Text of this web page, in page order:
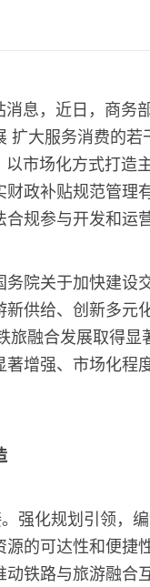
，近日，商务
扩大服务消费的
市场化方式打造
政补贴规范管理
规参与开发和运
关于加快建设
供给、创新多元
旅融合发展取得
增强、市场化程
化规划引领，编
的可达性和便捷
铁路与旅游融合